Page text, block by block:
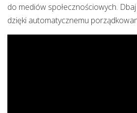
do mediów społecznościowych.
dzięki automatycznemu